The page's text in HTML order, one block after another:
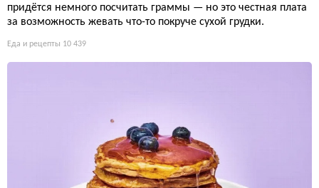
придётся немного посчитать граммы — но это честная плата
за возможность жевать что-то покруче сухой грудки.
Еда и рецепты 10 439